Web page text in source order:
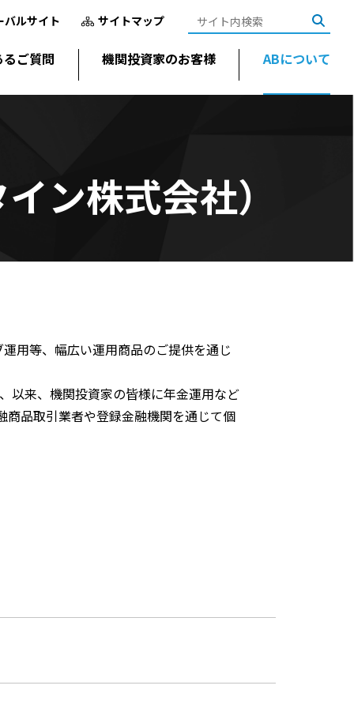
バルサイト サイトマップ
るご質問 機関投資家のお客様 ABについて
ン株式会社）
用等、幅広い運用商品のご提供を通じ
以来、機関投資家の皆様に年金運用など
品取引業者や登録金融機関を通じて個